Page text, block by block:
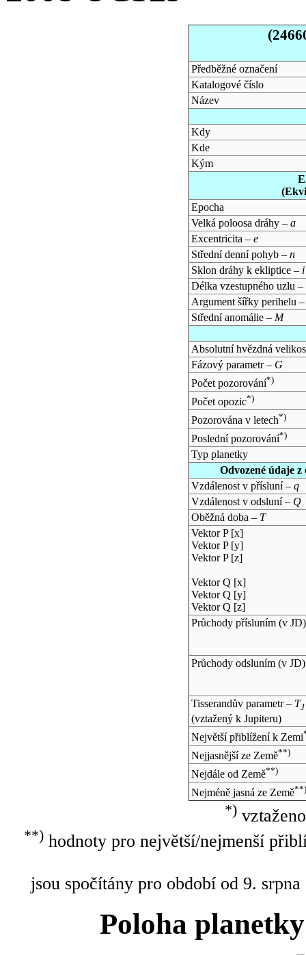
Předběžné označení
Katalogové číslo
Název
Kdy
Kde
Kým
Epocha
Velká poloosa dráhy – a
Excentricita – e
Střední denní pohyb – n
Sklon dráhy k ekliptice – i
Délka vzestupného uzlu –
Argument šířky perihelu
Střední anomálie – M
Absolutní hvězdná
Fázový parametr – G
Počet pozorování*)
Počet opozic*)
Pozorována v letech*)
Poslední pozorování*)
Typ planetky
Odvozené údaje
Vzdálenost v přísluní – q
Vzdálenost v odsluní – Q
Oběžná doba – T
Vektor P [x]
Vektor P [y]
Vektor P [z]
Vektor Q [x]
Vektor Q [y]
Vektor Q [z]
Průchody přísluním (v JD)
Průchody odsluním (v JD)
Tisserandův parametr – TJ
(vztažený k Jupiteru)
Největší přiblížení k Zemi
Nejjasnější ze Země**)
Nejdále od Země**)
Nejméně jasná ze Země**)
*)
**)hodnoty pro největší/nejmenší
jsou spočítány pro období od 9.
Poloha